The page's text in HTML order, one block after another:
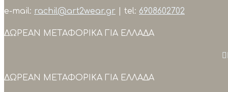
Search
ΣΥΛΛΟΓΕΣ
e-mail: rachil@art2wear.gr | tel: 6908602702
ΔΩΡΕΑΝ ΜΕΤΑΦΟΡΙΚΑ ΓΙΑ ΕΛΛΑΔΑ
ΔΩΡΕΑΝ ΜΕΤΑΦΟΡΙΚΑ ΓΙΑ ΕΛΛΑΔΑ